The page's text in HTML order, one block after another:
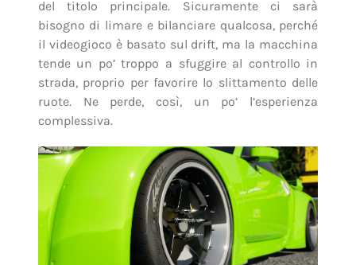
del titolo principale. Sicuramente ci sarà
bisogno di limare e bilanciare qualcosa, perché
il videogioco è basato sul drift, ma la macchina
tende un po’ troppo a sfuggire al controllo in
strada, proprio per favorire lo slittamento delle
ruote. Ne perde, così, un po’ l’esperienza
complessiva.